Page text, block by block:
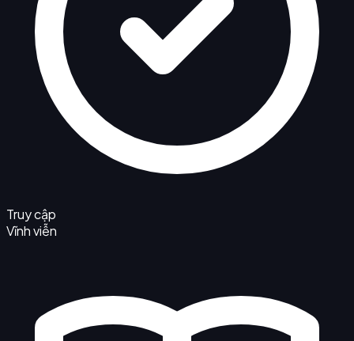
Truy cập
Vĩnh viễn